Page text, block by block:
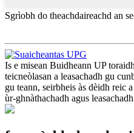
Sgrìobh do theachdaireachd an
Is e misean Buidheann UP
teicneòlasan a leasachadh gu
gu teann, seirbheis às dèidh reic
ùr-ghnàthachadh agus